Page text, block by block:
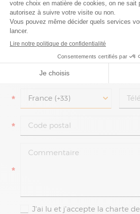
*
*
*
*
*
J'ai lu et j'accepte la charte de